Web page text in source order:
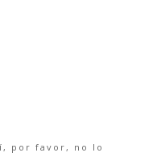
por favor, no lo